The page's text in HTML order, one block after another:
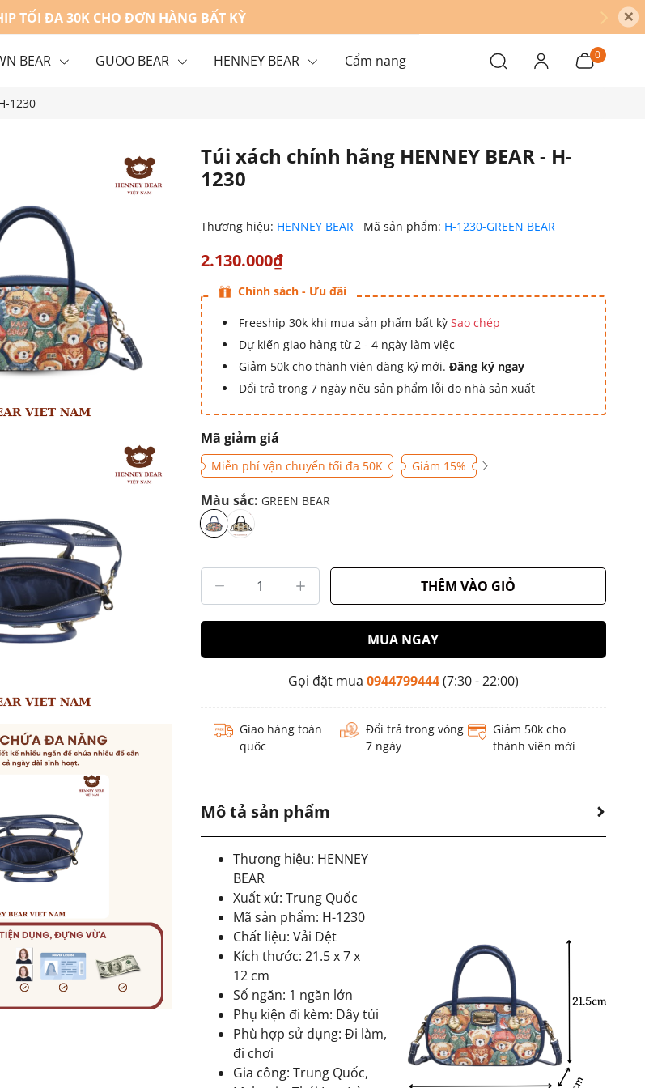
TỐI ĐA 30K CHO ĐƠN HÀNG BẤT KỲ ×
BEAR GUOO BEAR HENNEY BEAR Cẩm nang 0
1230
Túi xách chính hãng HENNEY BEAR - H-
1230
Thương hiệu: HENNEY BEAR Mã sản phẩm: H-1230-GREEN BEAR
2.130.000₫
Chính sách - Ưu đãi
Freeship 30k khi mua sản phẩm bất kỳ Sao chép
Dự kiến giao hàng từ 2 - 4 ngày làm việc
Giảm 50k cho thành viên đăng ký mới. Đăng ký ngay
Đổi trả trong 7 ngày nếu sản phẩm lỗi do nhà sản xuất
Mã giảm giá
Miễn phí vận chuyển tối đa 50K Giảm 15%
Màu sắc: GREEN BEAR
THÊM VÀO GIỎ
MUA NGAY
Gọi đặt mua 0944799444(7:30 - 22:00)
Giao hàng toàn
quốc
Đổi trả trong vòng
7 ngày
Giảm 50k cho
thành viên mới
Mô tả sản phẩm
Thương hiệu: HENNEY
BEAR
Xuất xứ: Trung Quốc
Mã sản phẩm: H-1230
Chất liệu: Vải Dệt
Kích thước: 21.5 x 7 x
12 cm
Số ngăn: 1 ngăn lớn
Phụ kiện đi kèm: Dây túi
Phù hợp sử dụng: Đi làm,
đi chơi
Gia công: Trung Quốc,